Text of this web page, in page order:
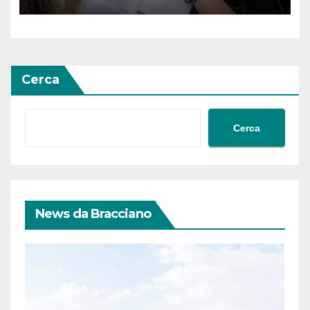
Cerca
Cerca
News da Bracciano